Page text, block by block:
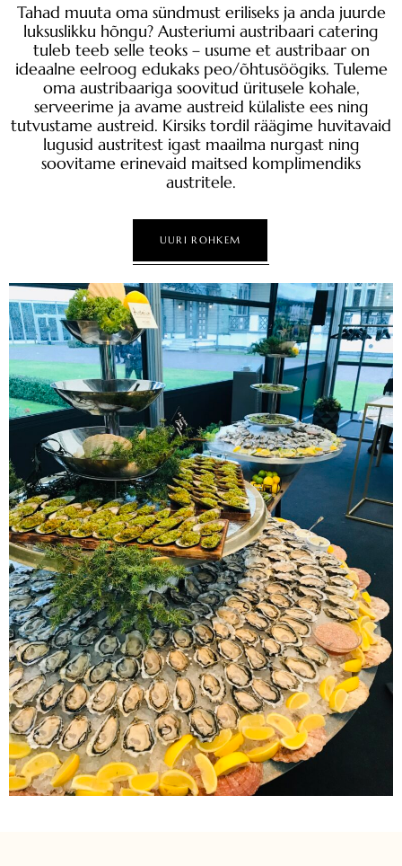
Tahad muuta oma sündmust eriliseks ja anda juurde
luksuslikku hõngu? Austeriumi austribaari catering
tuleb teeb selle teoks – usume et austribaar on
ideaalne eelroog edukaks peo/õhtusöögiks. Tuleme
oma austribaariga soovitud üritusele kohale,
serveerime ja avame austreid külaliste ees ning
tutvustame austreid. Kirsiks tordil räägime huvitavaid
lugusid austritest igast maailma nurgast ning
soovitame erinevaid maitsed komplimendiks
austritele.
UURI ROHKEM